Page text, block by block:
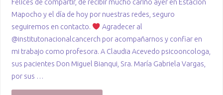
Felices de compartir, de recibir mucho cariño ayer en Estación
Mapocho y el día de hoy por nuestras redes, seguro
seguiremos en contacto.
Agradecer al
@institutonacionalcancerch por acompañarnos y confiar en
mi trabajo como profesora. A Claudia Acevedo psicooncologa,
sus pacientes Don Miguel Bianqui, Sra. María Gabriela Vargas,
por sus …